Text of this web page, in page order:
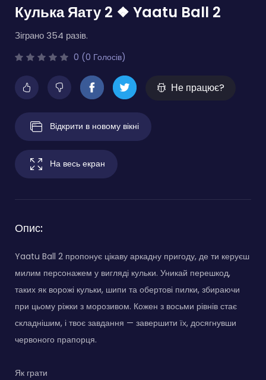
Кулька Яату 2 ❖ Yaatu Ball 2
Зіграно 354 разів.
0 (0 Голосів)
Не працює?
Відкрити в новому вікні
На весь екран
Опис:
Yaatu Ball 2 пропонує цікаву аркадну пригоду, де ти керуєш
милим персонажем у вигляді кульки. Уникай перешкод,
таких як ворожі кульки, шипи та обертові пилки, збираючи
при цьому ріжки з морозивом. Кожен з восьми рівнів стає
складнішим, і твоє завдання — завершити їх, досягнувши
червоного прапорця.
Як грати